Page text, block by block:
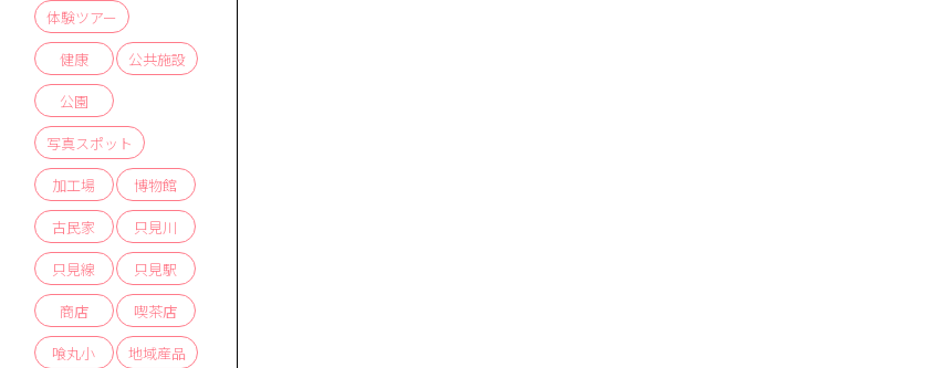
体験ツアー
健康
公共施設
公園
写真スポット
加工場
博物館
古民家
只見川
只見線
只見駅
商店
喫茶店
喰丸小
地域産品